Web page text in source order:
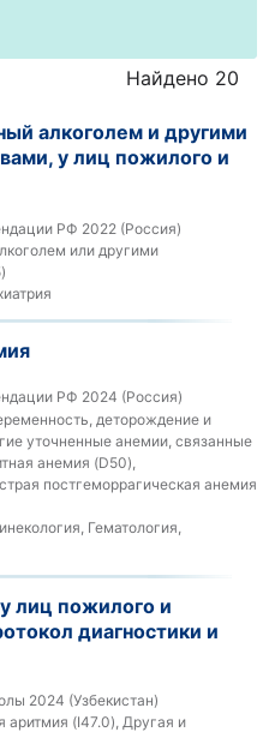
Найдено 20
алкоголем и другими
у лиц пожилого и
РФ 2022 (Россия)
или другими
РФ 2024 (Россия)
деторождение и
уточненные анемии, связанные
анемия (D50),
постгеморрагическая анемия
Гематология,
лиц пожилого и
диагностики и
2024 (Узбекистан)
аритмия (I47.0), Другая и